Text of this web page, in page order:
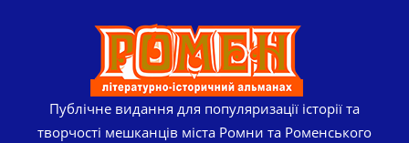
Публічне видання для популяризації історії та
творчості мешканців міста Ромни та Роменського